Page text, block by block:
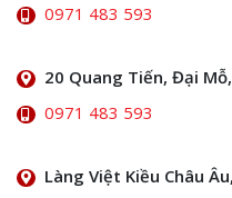
0971 483 593
20 Quang Tiến, Đại
0971 483 593
Làng Việt Kiều Châu